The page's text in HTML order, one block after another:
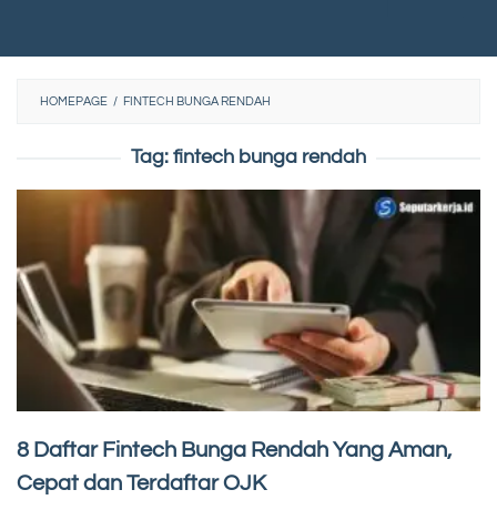
HOMEPAGE / FINTECH BUNGA RENDAH
Tag: fintech bunga rendah
8 Daftar Fintech Bunga Rendah Yang Aman,
Cepat dan Terdaftar OJK